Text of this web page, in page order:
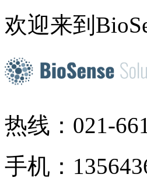
欢迎来到
热线：021-
手机：